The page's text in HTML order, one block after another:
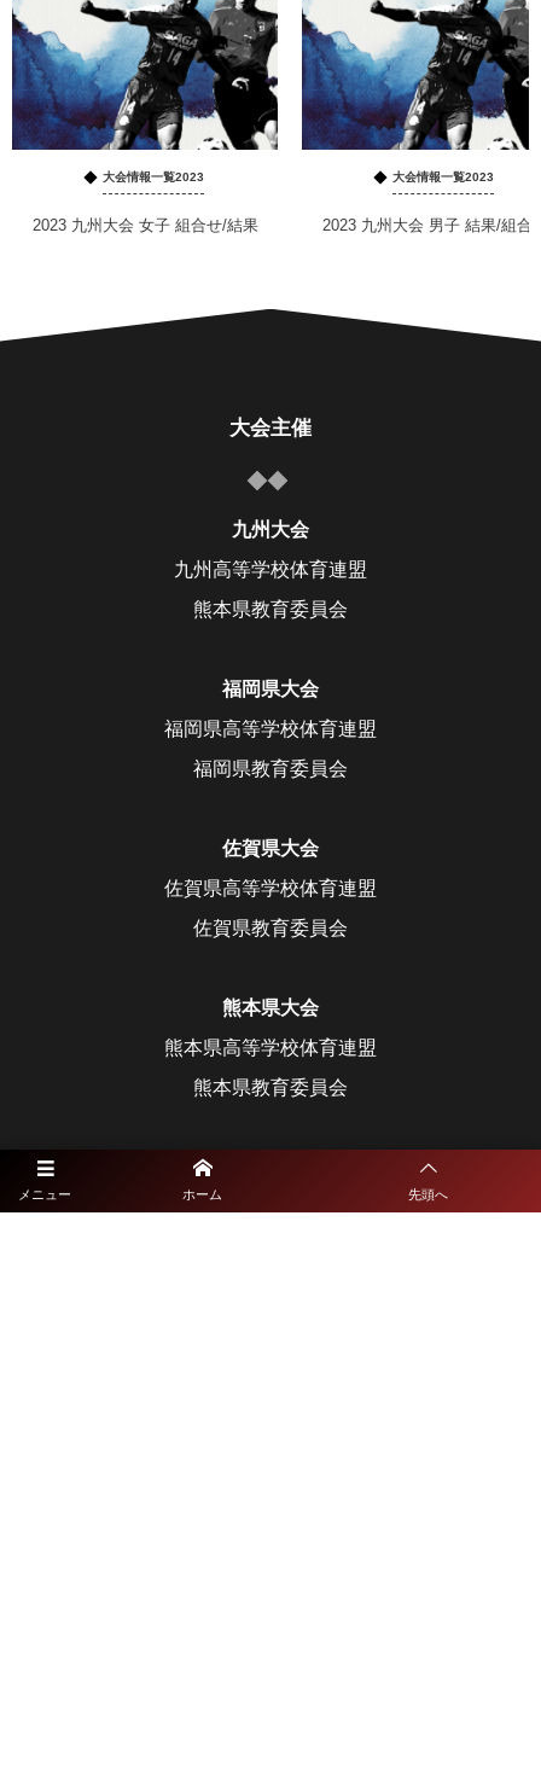
大会情報一覧2023
2023 九州大会 女子 組合せ/結果
大会情報一覧2023
2023 九州大会 男子 結果/組合
メニュー ホーム 先頭へ
大会主催
九州大会
九州高等学校体育連盟
熊本県教育委員会
福岡県大会
福岡県高等学校体育連盟
福岡県教育委員会
佐賀県大会
佐賀県高等学校体育連盟
佐賀県教育委員会
熊本県大会
熊本県高等学校体育連盟
熊本県教育委員会
大分県高等学校体育連盟